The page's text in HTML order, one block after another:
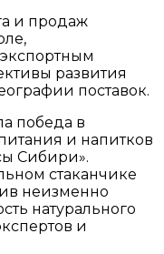
и продаж
развития
поставок.
победа в
и напитков
Сибири».
стаканчике
неизменно
натурального
и